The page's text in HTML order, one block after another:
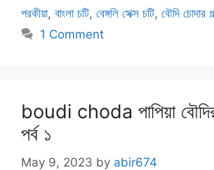
পরকীয়া, বাংলা চটি, বেঙ্গলি সেক্স চটি, বৌদি চোদার
1 Comment
boudi choda পাপিয়া
পর্ব ১
May 9, 2023 by abir674